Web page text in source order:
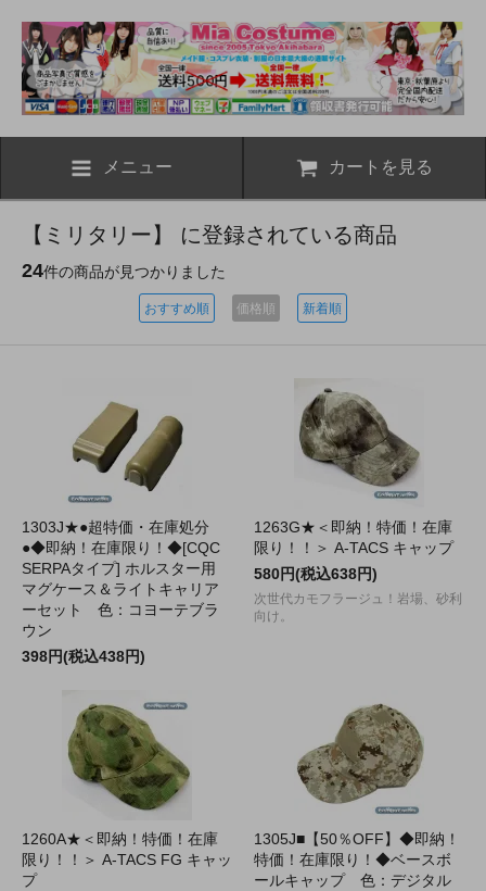
メニュー カートを見る
【ミリタリー】 に登録されている商品
24件の商品が見つかりました
おすすめ順 価格順 新着順
1303J★●超特価・在庫処分
●◆即納！在庫限り！◆[CQC
SERPAタイプ] ホルスター用
マグケース＆ライトキャリア
ーセット 色：コヨーテブラ
ウン
398円(税込438円)
1263G★＜即納！特価！在庫
限り！！＞ A-TACS キャップ
580円(税込638円)
次世代カモフラージュ！岩場、砂利
向け。
1260A★＜即納！特価！在庫
限り！！＞ A-TACS FG キャッ
プ
1305J■【50％OFF】◆即納！
特価！在庫限り！◆ベースボ
ールキャップ 色：デジタル